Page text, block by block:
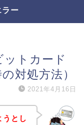
ー
トカード
対処方法）
2021年4月16日
うとし